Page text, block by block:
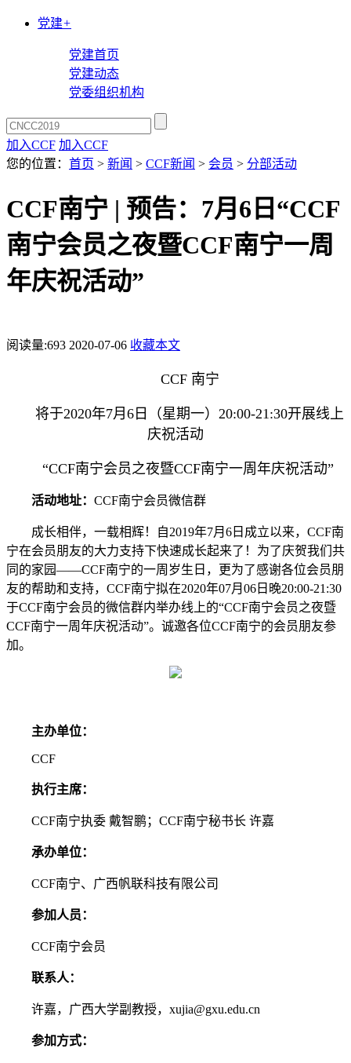
党建+
党建首页
党建动态
党委组织机构
加入CCF 加入CCF
您的位置： 首页 > 新闻 > CCF新闻 > 会员 > 分部活动
CCF南宁 | 预告：7月6日“CCF
南宁会员之夜暨CCF南宁一周
年庆祝活动”
阅读量:693 2020-07-06 收藏本文
CCF 南宁
将于2020年7月6日（星期一）20:00-21:30开展线上
庆祝活动
“CCF南宁会员之夜暨CCF南宁一周年庆祝活动”
活动地址： CCF南宁会员微信群
成长相伴，一载相辉！自2019年7月6日成立以来，CCF南
宁在会员朋友的大力支持下快速成长起来了！为了庆贺我们共
同的家园——CCF南宁的一周岁生日，更为了感谢各位会员朋
友的帮助和支持，CCF南宁拟在2020年07月06日晚20:00-21:30
于CCF南宁会员的微信群内举办线上的“CCF南宁会员之夜暨
CCF南宁一周年庆祝活动”。诚邀各位CCF南宁的会员朋友参
加。
主办单位：
CCF
执行主席：
CCF南宁执委 戴智鹏；CCF南宁秘书长 许嘉
承办单位：
CCF南宁、广西帆联科技有限公司
参加人员：
CCF南宁会员
联系人：
许嘉，广西大学副教授，xujia@gxu.edu.cn
参加方式：